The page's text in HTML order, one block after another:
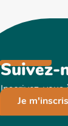
Suivez-
Inscrivez-vous
Je